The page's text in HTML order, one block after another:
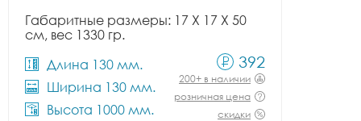
Габаритные размеры: 17 X 17 X 50
см, вес 1330 гр.
Длина 130 мм.
Ширина 130 мм.
Высота 1000 мм.
392
200+ в наличии
розничная цена
скидки